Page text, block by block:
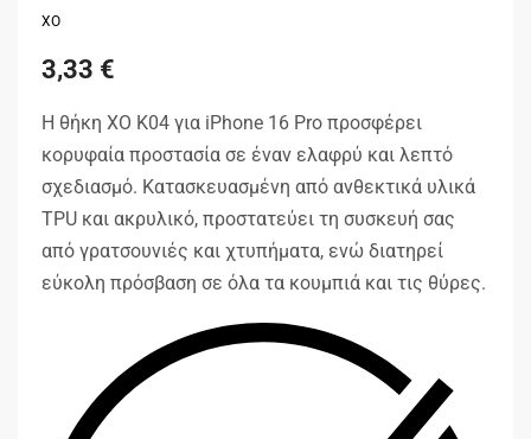
XO
3,33 €
Η θήκη XO K04 για iPhone 16 Pro προσφέρει
κορυφαία προστασία σε έναν ελαφρύ και λεπτό
σχεδιασμό. Κατασκευασμένη από ανθεκτικά υλικά
TPU και ακρυλικό, προστατεύει τη συσκευή σας
από γρατσουνιές και χτυπήματα, ενώ διατηρεί
εύκολη πρόσβαση σε όλα τα κουμπιά και τις θύρες.